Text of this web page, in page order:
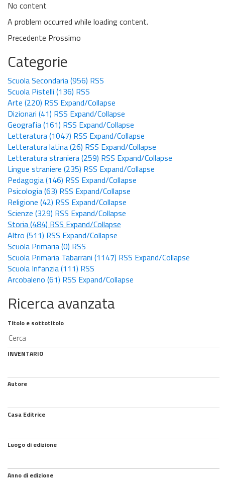
No content
A problem occurred while loading content.
Precedente Prossimo
Categorie
Scuola Secondaria(956) RSS
Scuola Pistelli (136) RSS
Arte (220) RSS Expand/Collapse
Dizionari (41) RSS Expand/Collapse
Geografia(161) RSS Expand/Collapse
Letteratura(1047) RSS Expand/Collapse
Letteratura latina(26) RSS Expand/Collapse
Letteratura straniera(259) RSS Expand/Collapse
Lingue straniere (235) RSS Expand/Collapse
Pedagogia(146) RSS Expand/Collapse
Psicologia(63) RSS Expand/Collapse
Religione (42) RSS Expand/Collapse
Scienze (329) RSS Expand/Collapse
Storia(484) RSS Expand/Collapse
Altro (511) RSS Expand/Collapse
Scuola Primaria(0) RSS
Scuola Primaria Tabarrani (1147) RSS Expand/Collapse
Scuola Infanzia(111) RSS
Arcobaleno (61) RSS Expand/Collapse
Ricerca avanzata
Titolo e sottotitolo
INVENTARIO
Autore
Casa Editrice
Luogo di edizione
Anno di edizione